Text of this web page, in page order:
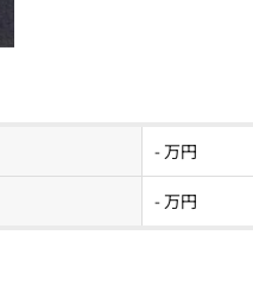
- 万円
- 万円